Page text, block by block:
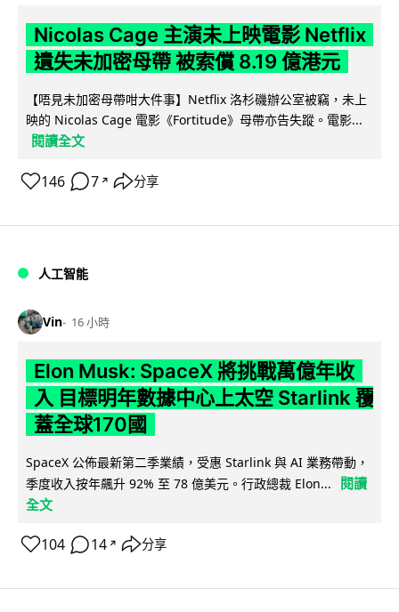
Nicolas Cage 主演未上映電影 Netflix
遺失未加密母帶 被索償 8.19 億港元
【唔見未加密母帶咁大件事】Netflix 洛杉磯辦公室被竊，未上
映的 Nicolas Cage 電影《Fortitude》母帶亦告失蹤。電影...
閱讀全文
146 7 ↗ 分享
人工智能
Vin 16 小時
Elon Musk: SpaceX 將挑戰萬億年收
入 目標明年數據中心上太空 Starlink 覆
蓋全球170國
SpaceX 公佈最新第二季業績，受惠 Starlink 與 AI 業務帶動，
季度收入按年飆升 92% 至 78 億美元。行政總裁 Elon...
閱讀
全文
104 14 ↗ 分享